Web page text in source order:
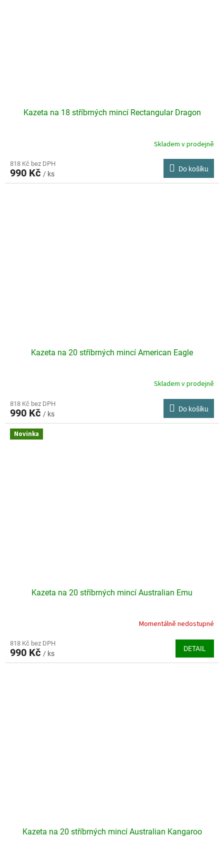
Kazeta na 18 stříbrných mincí Rectangular Dragon
Skladem v prodejně
818 Kč bez DPH
990 Kč / ks
Do košíku
Kazeta na 20 stříbrných mincí American Eagle
produktu
je
4,0
5
Skladem v prodejně
818 Kč bez DPH
990 Kč / ks
Do košíku
Novinka
Kazeta na 20 stříbrných mincí Australian Emu
Momentálně nedostupné
818 Kč bez DPH
990 Kč / ks
DETAIL
Kazeta na 20 stříbrných mincí Australian Kangaroo